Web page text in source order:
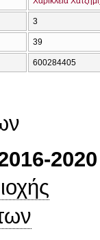
3
39
600284405
2020